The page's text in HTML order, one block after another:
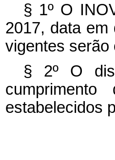
§ 1º O
2017, data
vigentes serão
§ 2º O
estabelecidos